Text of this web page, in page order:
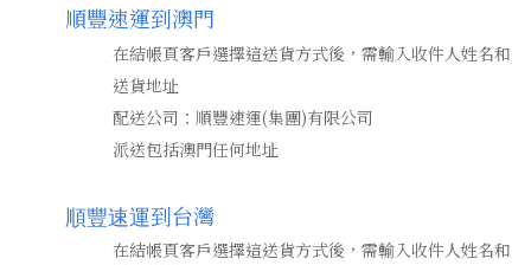
順豐速運到澳門
在結帳頁客戶選擇這送貨方式後，需輸入收件人姓名和
送貨地址
配送公司：順豐速運(集團)有限公司
派送包括澳門任何地址
順豐速運到台灣
在結帳頁客戶選擇這送貨方式後，需輸入收件人姓名和